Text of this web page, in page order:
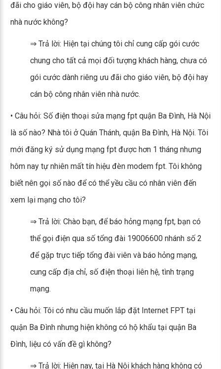
đãi cho giáo viên, bộ đội hay cán bộ công nhân viên chức
nhà nước không?
⇒ Trả lời: Hiện tại chúng tôi chỉ cung cấp gói cước
chung cho tất cả mọi đối tượng khách hàng, chưa có
gói cước dành riêng ưu đãi cho giáo viên, bộ đội hay
cán bộ công nhân viên nhà nước.
• Câu hỏi: Số điện thoại sửa mạng fpt quận Ba Đình, Hà Nội
là số nào? Nhà tôi ở Quán Thánh, quận Ba Đình, Hà Nội. Tôi
mới đăng ký sử dụng mạng fpt được hơn 1 tháng nhưng
hôm nay tự nhiên mất tín hiệu đèn modem fpt. Tôi không
biết nên gọi số nào để có thể yều cầu có nhân viên đến
xem lại mạng cho tôi?
⇒ Trả lời: Chào bạn, để báo hỏng mạng fpt, bạn có
thể gọi điện qua số tổng đài 19006600 nhánh số 2
để gặp trực tiếp tổng đài viên và báo hỏng mạng,
cung cấp địa chỉ, số điện thoại liên hệ, tình trạng
mạng.
• Câu hỏi: Tôi có nhu cầu muốn lắp đặt Internet FPT tại
quận Ba Đình nhưng hiện không có hộ khẩu tại quận Ba
Đình, liệu có vấn đề gì không?
⇒ Trả lời: Hiện nay, tại Hà Nội khách hàng không có